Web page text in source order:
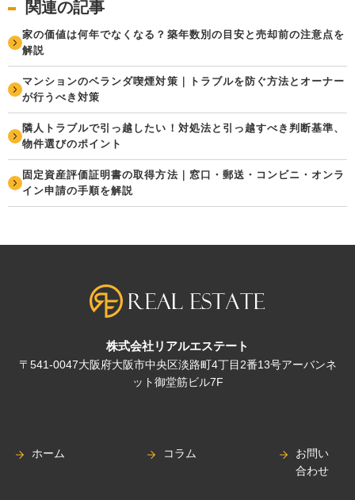
関連の記事
家の価値は何年でなくなる？築年数別の目安と売却前の注意点を
解説
マンションのベランダ喫煙対策｜トラブルを防ぐ方法とオーナー
が行うべき対策
隣人トラブルで引っ越したい！対処法と引っ越すべき判断基準、
物件選びのポイント
固定資産評価証明書の取得方法｜窓口・郵送・コンビニ・オンラ
イン申請の手順を解説
株式会社リアルエステート
〒541-0047大阪府大阪市中央区淡路町4丁目2番13号アーバンネ
ット御堂筋ビル7F
ホーム コラム
お問い
合わせ